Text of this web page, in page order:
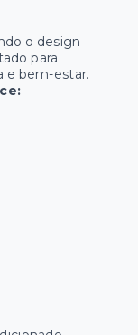
o design
para
e bem-estar.